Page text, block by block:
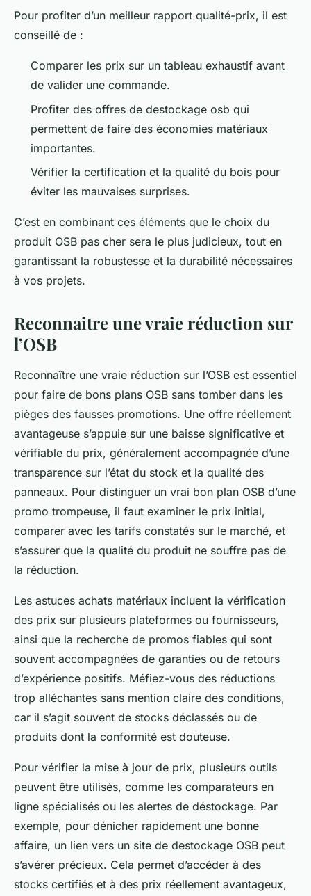
Pour profiter d’un meilleur rapport qualité-prix, il est
conseillé de :
Comparer les prix sur un tableau exhaustif avant
de valider une commande.
Profiter des offres de destockage osb qui
permettent de faire des économies matériaux
importantes.
Vérifier la certification et la qualité du bois pour
éviter les mauvaises surprises.
C’est en combinant ces éléments que le choix du
produit OSB pas cher sera le plus judicieux, tout en
garantissant la robustesse et la durabilité nécessaires
à vos projets.
Reconnaitre une vraie réduction sur
l’OSB
Reconnaître une vraie réduction sur l’OSB est essentiel
pour faire de bons plans OSB sans tomber dans les
pièges des fausses promotions. Une offre réellement
avantageuse s’appuie sur une baisse significative et
vérifiable du prix, généralement accompagnée d’une
transparence sur l’état du stock et la qualité des
panneaux. Pour distinguer un vrai bon plan OSB d’une
promo trompeuse, il faut examiner le prix initial,
comparer avec les tarifs constatés sur le marché, et
s’assurer que la qualité du produit ne souffre pas de
la réduction.
Les astuces achats matériaux incluent la vérification
des prix sur plusieurs plateformes ou fournisseurs,
ainsi que la recherche de promos fiables qui sont
souvent accompagnées de garanties ou de retours
d’expérience positifs. Méfiez-vous des réductions
trop alléchantes sans mention claire des conditions,
car il s’agit souvent de stocks déclassés ou de
produits dont la conformité est douteuse.
Pour vérifier la mise à jour de prix, plusieurs outils
peuvent être utilisés, comme les comparateurs en
ligne spécialisés ou les alertes de déstockage. Par
exemple, pour dénicher rapidement une bonne
affaire, un lien vers un site de destockage OSB peut
s’avérer précieux. Cela permet d’accéder à des
stocks certifiés et à des prix réellement avantageux,